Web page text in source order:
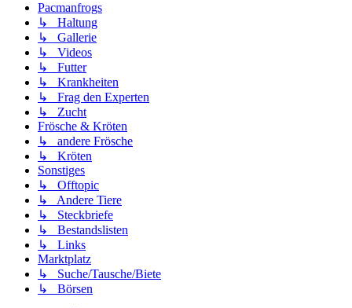
Pacmanfrogs
↳ Haltung
↳ Gallerie
↳ Videos
↳ Futter
↳ Krankheiten
↳ Frag den Experten
↳ Zucht
Frösche & Kröten
↳ andere Frösche
↳ Kröten
Sonstiges
↳ Offtopic
↳ Andere Tiere
↳ Steckbriefe
↳ Bestandslisten
↳ Links
Marktplatz
↳ Suche/Tausche/Biete
↳ Börsen